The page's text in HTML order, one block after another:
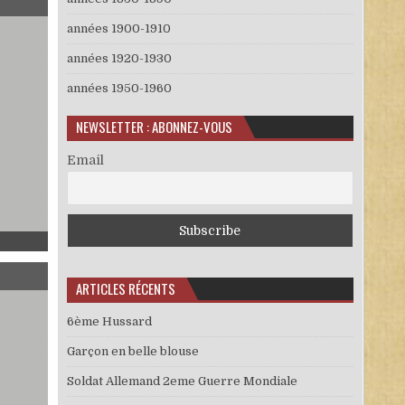
années 1900-1910
années 1920-1930
années 1950-1960
NEWSLETTER : ABONNEZ-VOUS
Email
ARTICLES RÉCENTS
6ème Hussard
Garçon en belle blouse
Soldat Allemand 2eme Guerre Mondiale